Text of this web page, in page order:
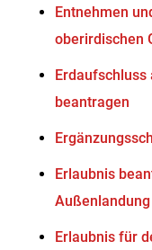
Entnehmen
oberirdischen
Erdaufschluss
beantragen
Erlaubnis
Erlaubnis für